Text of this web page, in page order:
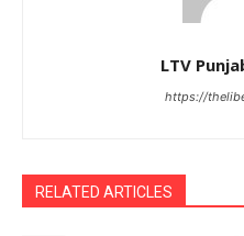
LTV
https://
RELATED ARTICLES